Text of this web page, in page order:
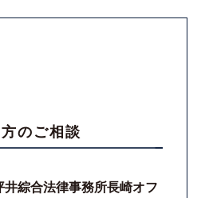
のご相談
綜合法律事務所長崎オフ